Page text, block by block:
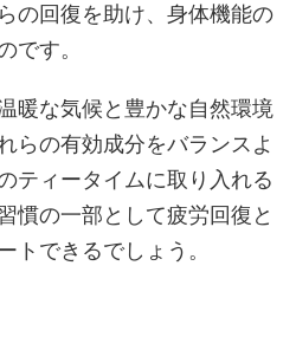
の回復を助け、身体機能の
です。
暖な気候と豊かな自然環境
らの有効成分をバランスよ
ティータイムに取り入れる
慣の一部として疲労回復と
トできるでしょう。